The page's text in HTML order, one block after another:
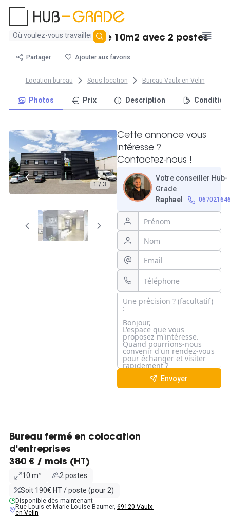
Aucun
trouvé
Louer un bureau de 10m2 avec 2 postes
Partager Ajouter aux favoris
Location bureau Sous-location Bureau Vaulx-en-Velin
Photos Prix Description
1 / 3
Cette annonce vous
intéresse ?
Contactez-nous !
Votre conseiller Hub-
Grade
Raphael
Envoyer
Bureau fermé en colocation
d'entreprises
380 € / mois (HT)
10 m²
2 postes
Soit 190€ HT / poste (pour 2)
Disponible dès maintenant
Rue Louis et Marie Louise Baumer, 69120 Vaulx-
en-Velin